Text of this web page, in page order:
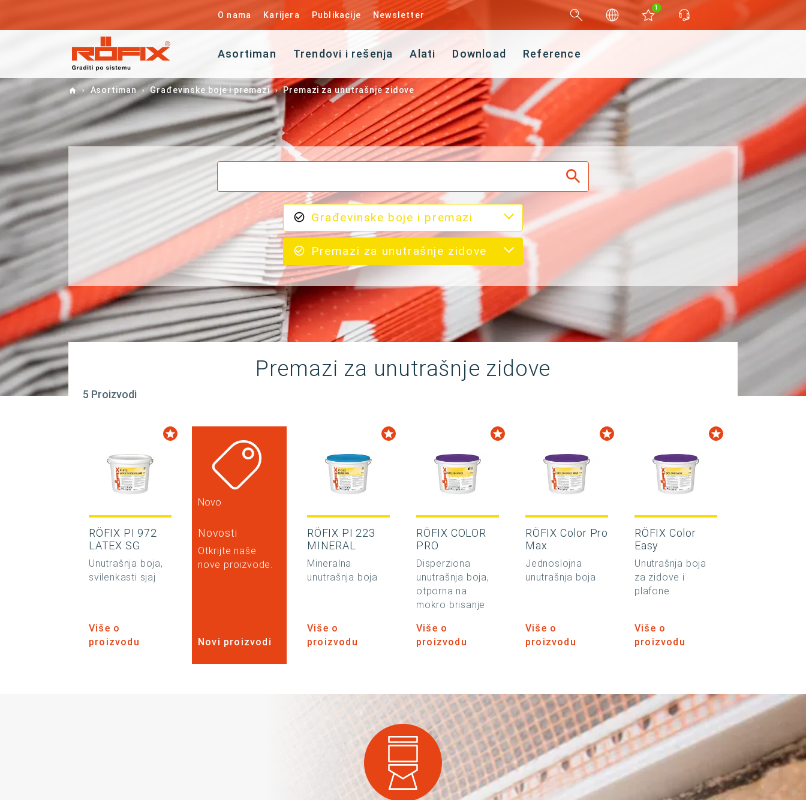
O nama Karijera Publikacije Newsletter
1
Asortiman Trendovi i rešenja Alati Download Reference
HomeAsortiman Građevinske boje i premazi Premazi za unutrašnje zidove
Građevinske boje i premazi
Premazi za unutrašnje zidove
Premazi za unutrašnje zidove
5 Proizvodi
RÖFIX PI 972
LATEX SG
Unutrašnja boja,
svilenkasti sjaj
Više o
proizvodu
Novo
Novosti
Otkrijte naše
nove proizvode.
Novi proizvodi
RÖFIX PI 223
MINERAL
Mineralna
unutrašnja boja
Više o
proizvodu
RÖFIX COLOR
PRO
Disperziona
unutrašnja boja,
otporna na
mokro brisanje
Više o
proizvodu
RÖFIX Color Pro
Max
Jednoslojna
unutrašnja boja
Više o
proizvodu
RÖFIX Color
Easy
Unutrašnja boja
za zidove i
plafone
Više o
proizvodu